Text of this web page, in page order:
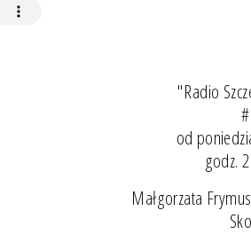
"Radio
od
godz.
Małgorzata